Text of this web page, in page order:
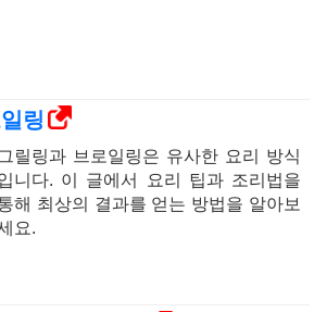
링
그릴링과 브로일링은 유사한 요리 방식
니다. 이 글에서 요리 팁과 조리법을
해 최상의 결과를 얻는 방법을 알아보
요.